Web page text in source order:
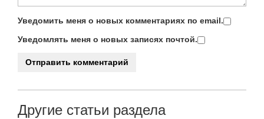
Уведомить меня о новых комментариях по email.
Уведомлять меня о новых записях почтой.
Другие статьи раздела